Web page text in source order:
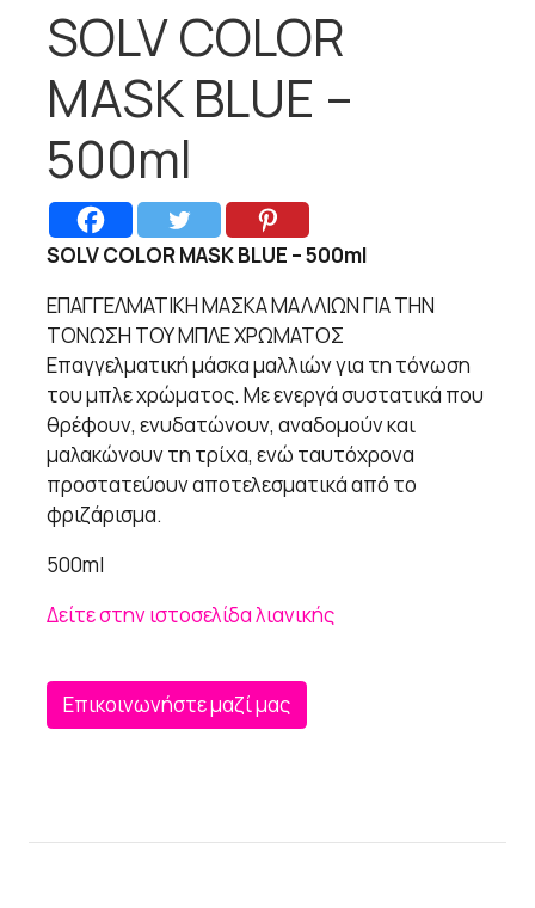
SOLV COLOR
MASK BLUE –
500ml
SOLV COLOR MASK BLUE – 500ml
ΕΠΑΓΓΕΛΜΑΤΙΚΗ ΜΑΣΚΑ ΜΑΛΛΙΩΝ ΓΙΑ ΤΗΝ
ΤΟΝΩΣΗ ΤΟΥ ΜΠΛΕ ΧΡΩΜΑΤΟΣ
Επαγγελματική μάσκα μαλλιών για τη τόνωση
του μπλε χρώματος. Με ενεργά συστατικά που
θρέφουν, ενυδατώνουν, αναδομούν και
μαλακώνουν τη τρίχα, ενώ ταυτόχρονα
προστατεύουν αποτελεσματικά από το
φριζάρισμα.
500ml
Δείτε στην ιστοσελίδα λιανικής
Επικοινωνήστε μαζί μας